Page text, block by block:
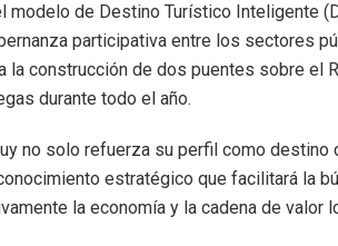
modelo de Destino Turístico Inteligente
participativa entre los sectores
la construcción de dos puentes sobre el
durante todo el año.
no solo refuerza su perfil como destino
estratégico que facilitará la
la economía y la cadena de valor